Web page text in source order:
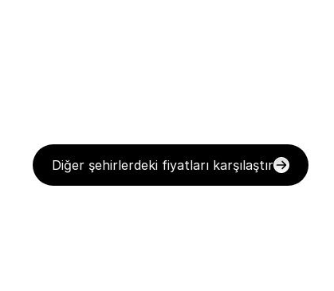
Diğer şehirlerdeki fiyatları karşılaştır